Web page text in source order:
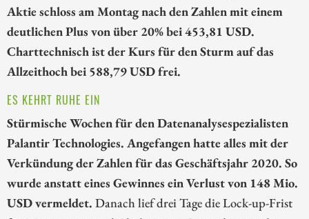
Aktie schloss am Montag nach den Zahlen mit einem
deutlichen Plus von über 20% bei 453,81 USD.
Charttechnisch ist der Kurs für den Sturm auf das
Allzeithoch bei 588,79 USD frei.
ES KEHRT RUHE EIN
Stürmische Wochen für den Datenanalysespezialisten
Palantir Technologies. Angefangen hatte alles mit der
Verkündung der Zahlen für das Geschäftsjahr 2020. So
wurde anstatt eines Gewinnes ein Verlust von 148 Mio.
USD vermeldet. Danach lief drei Tage die Lock-up-Frist